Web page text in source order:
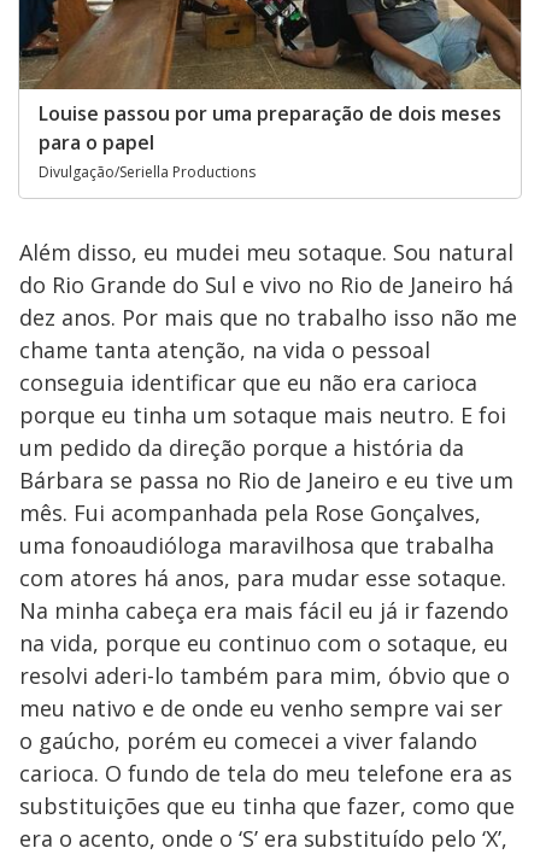
Louise passou por uma preparação de dois meses
para o papel
Divulgação/Seriella Productions
Além disso, eu mudei meu sotaque. Sou natural
do Rio Grande do Sul e vivo no Rio de Janeiro há
dez anos. Por mais que no trabalho isso não me
chame tanta atenção, na vida o pessoal
conseguia identificar que eu não era carioca
porque eu tinha um sotaque mais neutro. E foi
um pedido da direção porque a história da
Bárbara se passa no Rio de Janeiro e eu tive um
mês. Fui acompanhada pela Rose Gonçalves,
uma fonoaudióloga maravilhosa que trabalha
com atores há anos, para mudar esse sotaque.
Na minha cabeça era mais fácil eu já ir fazendo
na vida, porque eu continuo com o sotaque, eu
resolvi aderi-lo também para mim, óbvio que o
meu nativo e de onde eu venho sempre vai ser
o gaúcho, porém eu comecei a viver falando
carioca. O fundo de tela do meu telefone era as
substituições que eu tinha que fazer, como que
era o acento, onde o ‘S’ era substituído pelo ‘X’,